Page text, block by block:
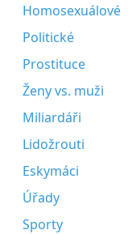
Homosexuálové
Politické
Prostituce
Ženy vs. muži
Miliardáři
Lidožrouti
Eskymáci
Úřady
Sporty